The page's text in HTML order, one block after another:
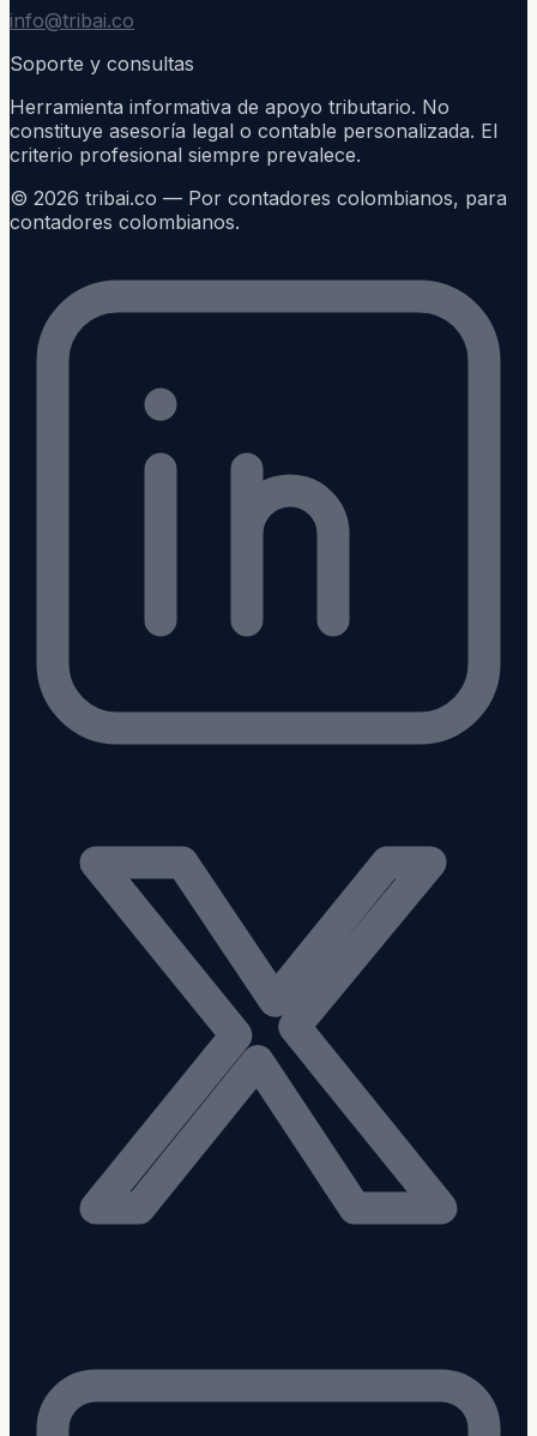
info@tribai.co
Soporte y consultas
Herramienta informativa de apoyo tributario. No
constituye asesoría legal o contable personalizada. El
criterio profesional siempre prevalece.
© 2026 tribai.co — Por contadores colombianos, para
contadores colombianos.